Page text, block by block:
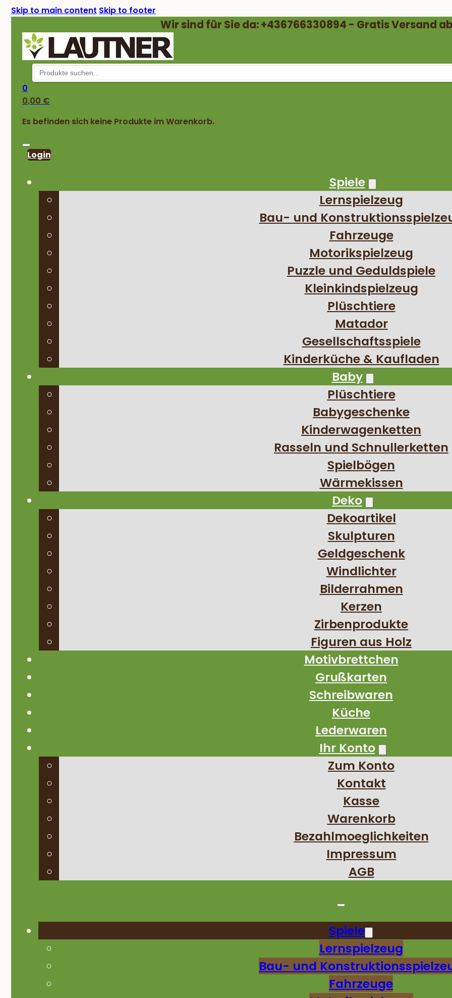
Skip to main content Skip to footer
Wir sind für Sie da: +436766330894 - Gratis Versand
0
0,00 €
Es befinden sich keine Produkte im Warenkorb.
Login
Spiele
Lernspielzeug
Bau- und
Fahrzeuge
Motorikspielzeug
Puzzle und Geduldspiele
Kleinkindspielzeug
Plüschtiere
Matador
Gesellschaftsspiele
Kinderküche & Kaufladen
Baby
Plüschtiere
Babygeschenke
Kinderwagenketten
Rasseln und Schnullerketten
Spielbögen
Wärmekissen
Deko
Dekoartikel
Skulpturen
Geldgeschenk
Windlichter
Bilderrahmen
Kerzen
Zirbenprodukte
Figuren aus Holz
Motivbrettchen
Grußkarten
Schreibwaren
Küche
Lederwaren
Ihr Konto
Zum Konto
Kontakt
Kasse
Warenkorb
Bezahlmoeglichkeiten
Impressum
AGB
Spiele
Lernspielzeug
Bau- und
Fahrzeuge